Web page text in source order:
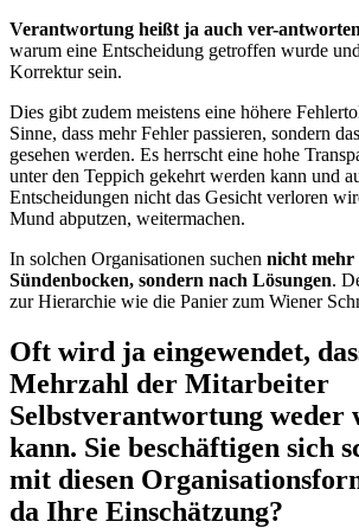
Verantwortung heißt ja auch ver-antworten
warum eine Entscheidung getroffen wurde
Korrektur sein.
Dies gibt zudem meistens eine höhere
Sinne, dass mehr Fehler passieren, sondern
gesehen werden. Es herrscht eine hohe
unter den Teppich gekehrt werden kann und
Entscheidungen nicht das Gesicht verloren
Mund abputzen, weitermachen.
In solchen Organisationen suchen nicht mehr
Sündenbocken, sondern nach Lösungen.
zur Hierarchie wie die Panier zum Wiener
Oft wird ja eingewendet,
Mehrzahl der Mitarbeiter
Selbstverantwortung weder
kann. Sie beschäftigen sich
mit diesen
da Ihre Einschätzung?